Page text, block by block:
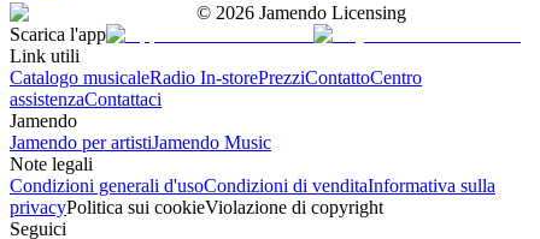
© 2026 Jamendo Licensing
Scarica l'app
Link utili
Catalogo musicaleRadio In-storePrezziContattoCentro
assistenzaContattaci
Jamendo
Jamendo per artistiJamendo Music
Note legali
Condizioni generali d'usoCondizioni di venditaInformativa sulla
privacyPolitica sui cookieViolazione di copyright
Seguici